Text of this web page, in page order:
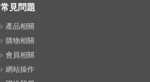
常見問題
產品相關
購物相關
會員相關
網站操作